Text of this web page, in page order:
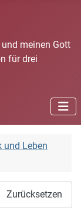
meinen Gott
für drei
und Leben
Zurücksetzen